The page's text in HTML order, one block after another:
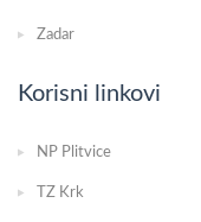
Zadar
Korisni linkovi
NP Plitvice
TZ Krk